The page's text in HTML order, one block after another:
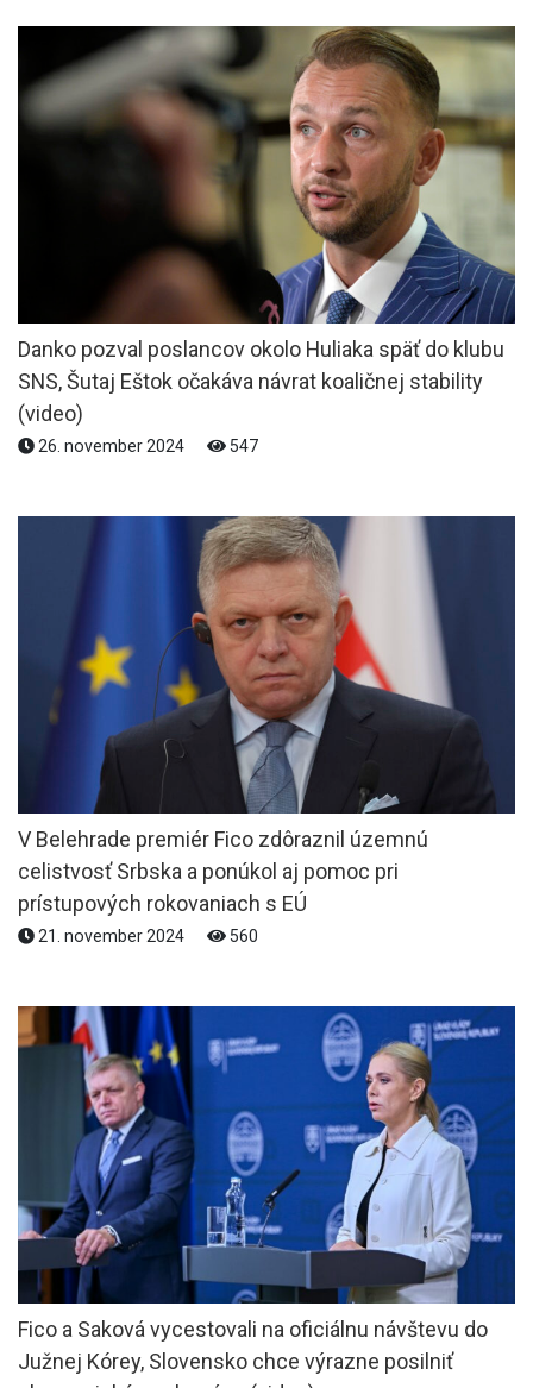
Danko pozval poslancov okolo Huliaka späť do klubu
SNS, Šutaj Eštok očakáva návrat koaličnej stability
(video)
26. november 2024 547
V Belehrade premiér Fico zdôraznil územnú
celistvosť Srbska a ponúkol aj pomoc pri
prístupových rokovaniach s EÚ
21. november 2024 560
Fico a Saková vycestovali na oficiálnu návštevu do
Južnej Kórey, Slovensko chce výrazne posilniť